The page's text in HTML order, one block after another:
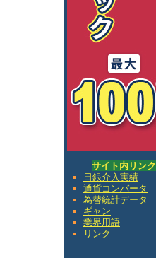
サイト内リンク
日銀介入実績
通貨コンバータ
為替統計データ
ギャン
業界用語
リンク